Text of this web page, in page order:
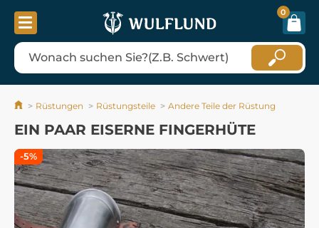
0
Rüstungen Rüstungsteile Andere Teile der Rüstung
EIN PAAR EISERNE FINGERHÜTE
-5%